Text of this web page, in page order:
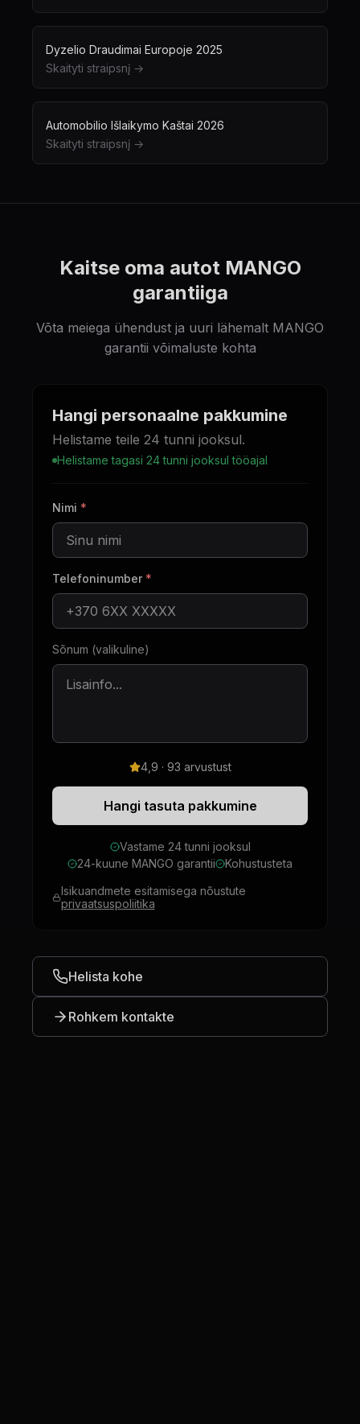
Dyzelio Draudimai Europoje 2025
Skaityti straipsnį →
Automobilio Išlaikymo Kaštai 2026
Skaityti straipsnį →
Kaitse oma autot MANGO
garantiiga
Võta meiega ühendust ja uuri lähemalt MANGO
garantii võimaluste kohta
Hangi personaalne pakkumine
Helistame teile 24 tunni jooksul.
Helistame tagasi 24 tunni jooksul tööajal
Nimi *
Telefoninumber *
Sõnum (valikuline)
4,9 · 93 arvustust
Hangi tasuta pakkumine
Vastame 24 tunni jooksul
24-kuune MANGO garantii
Kohustusteta
Isikuandmete esitamisega nõustute
privaatsuspoliitika
Helista kohe
Rohkem kontakte